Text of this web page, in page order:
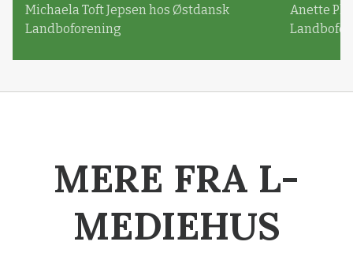
Michaela Toft Jepsen hos Østdansk
Landboforening
Anette
MERE FRA L-
MEDIEHUS